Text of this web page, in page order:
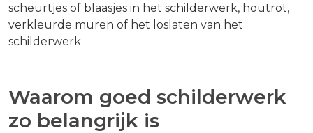
scheurtjes of blaasjes in het schilderwerk, houtrot,
verkleurde muren of het loslaten van het
schilderwerk.
Waarom goed schilderwerk
zo belangrijk is